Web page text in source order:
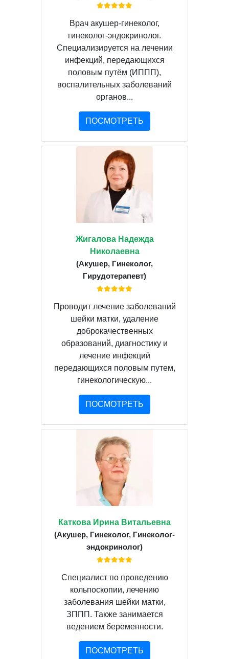
Врач акушер-гинеколог,
гинеколог-эндокринолог.
Специализируется на лечении
инфекций, передающихся
половым путём (ИППП),
воспалительных заболеваний
органов...
ПОСМОТРЕТЬ
Жигалова Надежда
Николаевна
(Акушер, Гинеколог,
Гирудотерапевт)
Проводит лечение заболеваний
шейки матки, удаление
доброкачественных
образований, диагностику и
лечение инфекций
передающихся половым путем,
гинекологическую...
ПОСМОТРЕТЬ
Каткова Ирина Витальевна
(Акушер, Гинеколог, Гинеколог-
эндокринолог)
Специалист по проведению
кольпоскопии, лечению
заболевания шейки матки,
ЗППП. Также занимается
ведением беременности.
ПОСМОТРЕТЬ